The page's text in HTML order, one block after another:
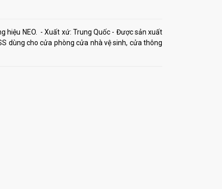
hiệu NEO. - Xuất xứ: Trung Quốc - Được sản xuất
dùng cho cửa phòng cửa nhà vệ sinh, cửa thông